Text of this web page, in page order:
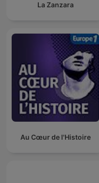
La Zanzara
Au Cœur de l'Histoire